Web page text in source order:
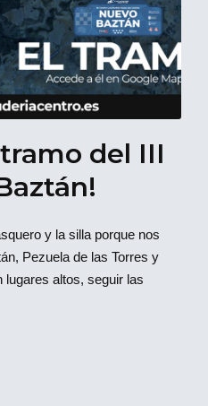
del III
y la silla porque nos
Pezuela de las Torres y
altos, seguir las